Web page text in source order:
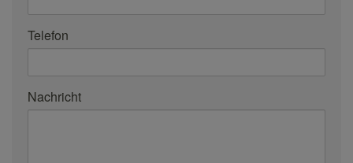
Telefon
Nachricht